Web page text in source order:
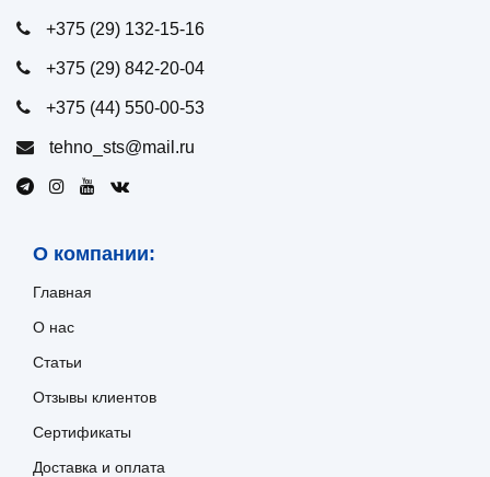
+375 (29) 132-15-16
+375 (29) 842-20-04
+375 (44) 550-00-53
tehno_sts@mail.ru
О компании:
Главная
О нас
Статьи
Отзывы клиентов
Сертификаты
Доставка и оплата